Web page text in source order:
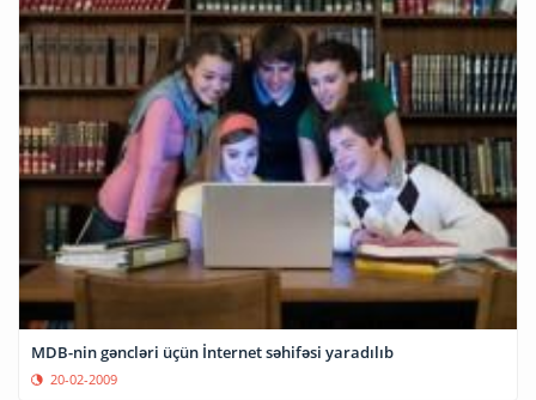
MDB-nin gəncləri üçün İnternet səhifəsi yaradılıb
20-02-2009